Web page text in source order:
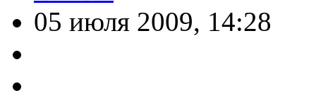
05 июля 2009, 14:28